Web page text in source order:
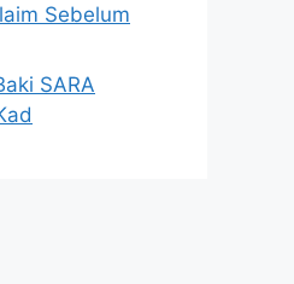
Sebelum
SARA